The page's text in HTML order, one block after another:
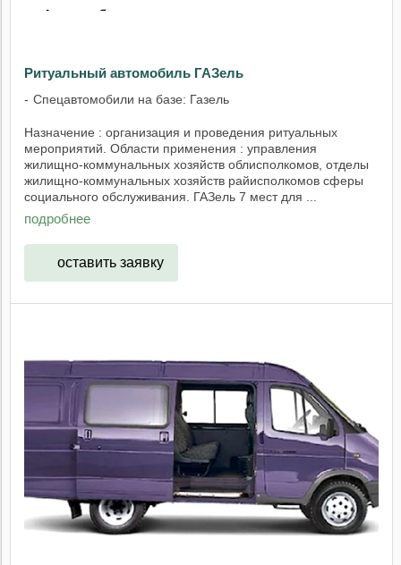
Ритуальный автомобиль ГАЗель
Спецавтомобили на базе: Газель
Назначение : организация и проведения ритуальных
мероприятий. Области применения : управления
жилищно-коммунальных хозяйств облисполкомов, отделы
жилищно-коммунальных хозяйств райисполкомов сферы
социального обслуживания. ГАЗель 7 мест для ...
подробнее
оставить заявку